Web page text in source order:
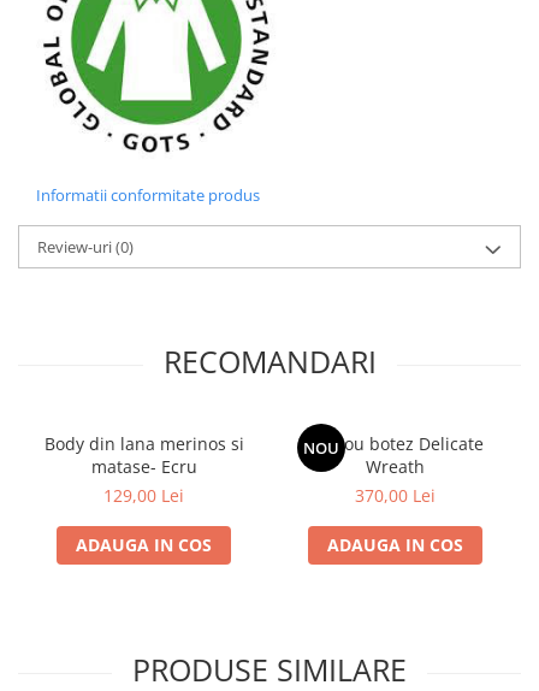
Informatii conformitate produs
Review-uri(0)
RECOMANDARI
Body din lana merinos si
matase- Ecru
129,00 Lei
ADAUGA IN COS
NOU
Trusou botez Delicate
Wreath
370,00 Lei
ADAUGA IN COS
PRODUSE SIMILARE